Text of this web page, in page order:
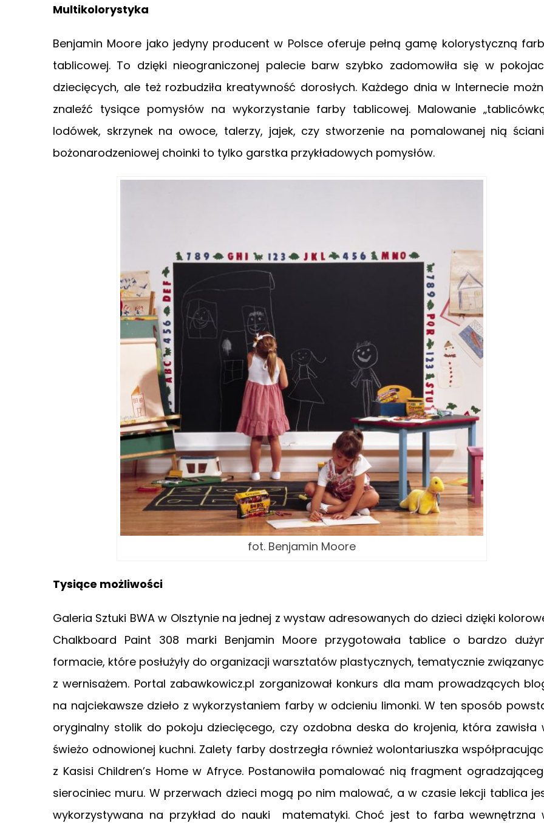
Multikolorystyka
Benjamin Moore jako jedyny producent w Polsce oferuje pełną gamę kolorystyczną
tablicowej. To dzięki nieograniczonej palecie barw szybko zadomowiła się w
dziecięcych, ale też rozbudziła kreatywność dorosłych. Każdego dnia w Internecie
znaleźć tysiące pomysłów na wykorzystanie farby tablicowej. Malowanie
lodówek, skrzynek na owoce, talerzy, jajek, czy stworzenie na pomalowanej nią
bożonarodzeniowej choinki to tylko garstka przykładowych pomysłów.
fot. Benjamin Moore
Tysiące możliwości
Galeria Sztuki BWA w Olsztynie na jednej z wystaw adresowanych do dzieci dzięki
Chalkboard Paint 308 marki Benjamin Moore przygotowała tablice o bardzo
formacie, które posłużyły do organizacji warsztatów plastycznych, tematycznie
z wernisażem. Portal zabawkowicz.pl zorganizował konkurs dla mam prowadzących
na najciekawsze dzieło z wykorzystaniem farby w odcieniu limonki. W ten sposób
oryginalny stolik do pokoju dziecięcego, czy ozdobna deska do krojenia, która zawisła
świeżo odnowionej kuchni. Zalety farby dostrzegła również wolontariuszka
z Kasisi Children’s Home w Afryce. Postanowiła pomalować nią fragment
sierociniec muru. W przerwach dzieci mogą po nim malować, a w czasie lekcji tablica
wykorzystywana na przykład do nauki matematyki. Choć jest to farba wewnętrzna